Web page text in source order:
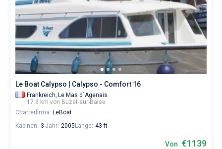
Le Boat Calypso | Calypso - Comfort 16
Frankreich, Le Mas d´Agenais
17.9 km von Buzet-sur-Baïse
Charterfirma: LeBoat
Kabinen: 3 Jahr: 2005 Länge: 43 ft
Von €1139